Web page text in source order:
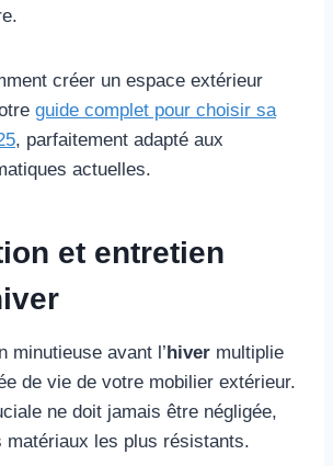
créer un espace extérieur
guide complet pour choisir sa
, parfaitement adapté aux
actuelles.
et entretien
minutieuse avant l’ hiver multiplie
de vie de votre mobilier extérieur.
ne doit jamais être négligée,
matériaux les plus résistants.